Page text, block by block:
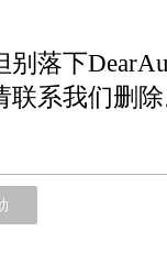
落下
联系我们删